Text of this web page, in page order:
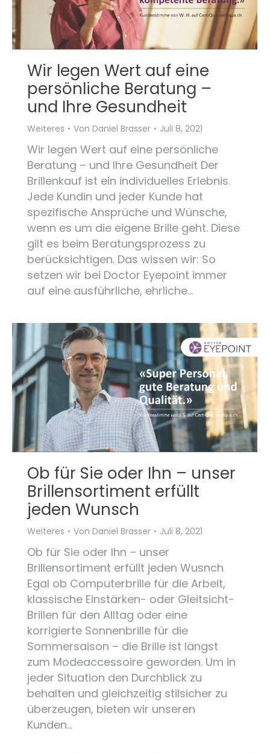
Wir legen Wert auf eine
persönliche Beratung –
und Ihre Gesundheit
Weiteres Von Daniel Brasser Juli 8, 2021
Wir legen Wert auf eine persönliche
Beratung – und Ihre Gesundheit Der
Brillenkauf ist ein individuelles Erlebnis.
Jede Kundin und jeder Kunde hat
spezifische Ansprüche und Wünsche,
wenn es um die eigene Brille geht. Diese
gilt es beim Beratungsprozess zu
berücksichtigen. Das wissen wir: So
setzen wir bei Doctor Eyepoint immer
auf eine ausführliche, ehrliche…
Ob für Sie oder Ihn – unser
Brillensortiment erfüllt
jeden Wunsch
Weiteres Von Daniel Brasser Juli 8, 2021
Ob für Sie oder Ihn – unser
Brillensortiment erfüllt jeden Wusnch
Egal ob Computerbrille für die Arbeit,
klassische Einstärken- oder Gleitsicht-
Brillen für den Alltag oder eine
korrigierte Sonnenbrille für die
Sommersaison – die Brille ist längst
zum Modeaccessoire geworden. Um in
jeder Situation den Durchblick zu
behalten und gleichzeitig stilsicher zu
überzeugen, bieten wir unseren
Kunden…